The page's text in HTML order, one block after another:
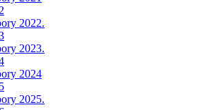
2022.
2023.
2024
2025.